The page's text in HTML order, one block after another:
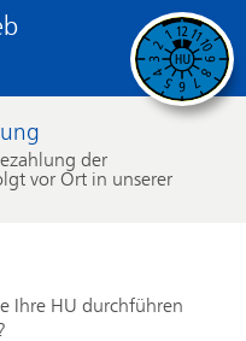
der
vor Ort in unserer
Ihre HU durchführen